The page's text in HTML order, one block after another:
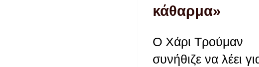
κάθαρμα»
Ο Χάρι Τρούμαν
συνήθιζε να λέει